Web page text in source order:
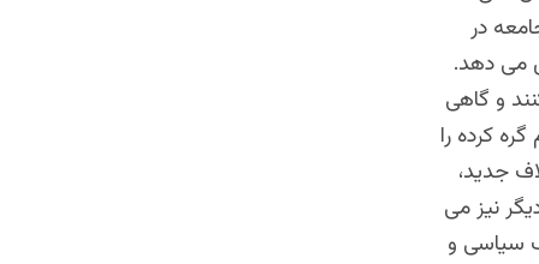
در
می دهد.
و گاهی
کرده را
جدید،
نیز می
سیاسی و